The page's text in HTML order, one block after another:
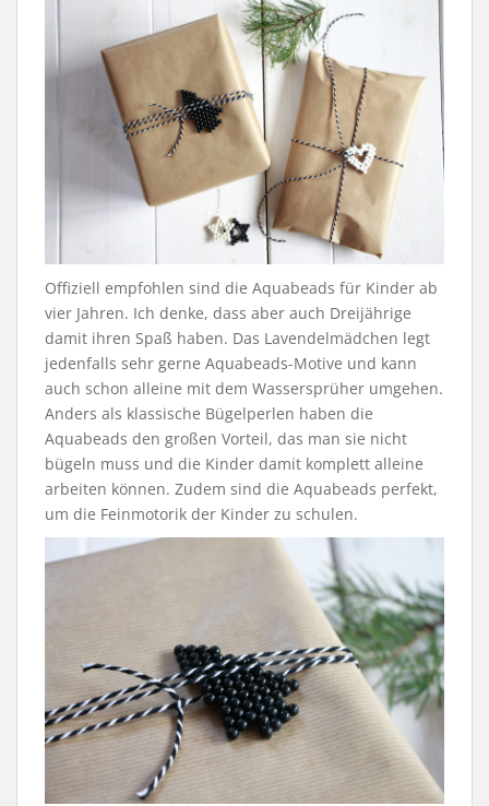
Offiziell empfohlen sind die Aquabeads für Kinder ab
vier Jahren. Ich denke, dass aber auch Dreijährige
damit ihren Spaß haben. Das Lavendelmädchen legt
jedenfalls sehr gerne Aquabeads-Motive und kann
auch schon alleine mit dem Wassersprüher umgehen.
Anders als klassische Bügelperlen haben die
Aquabeads den großen Vorteil, das man sie nicht
bügeln muss und die Kinder damit komplett alleine
arbeiten können. Zudem sind die Aquabeads perfekt,
um die Feinmotorik der Kinder zu schulen.